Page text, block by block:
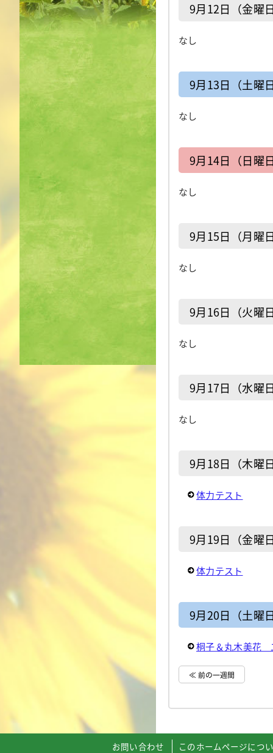
9月12日（金曜日
なし
9月13日（土曜日
なし
9月14日（日曜日
なし
9月15日（月曜日
なし
9月16日（火曜日
なし
9月17日（水曜日
なし
9月18日（木曜日
体力テスト
9月19日（金曜日
体力テスト
9月20日（土曜日
桐子＆丸木美花
≪ 前の一週間
お問い合わせ このホームページにつ